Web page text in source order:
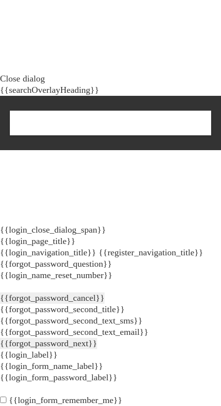
Close dialog
{{searchOverlayHeading}}
{{login_close_dialog_span}}
{{login_page_title}}
{{login_navigation_title}} {{register_navigation_title}}
{{forgot_password_question}}
{{login_name_reset_number}}
{{forgot_password_cancel}}
{{forgot_password_second_title}}
{{forgot_password_second_text_sms}}
{{forgot_password_second_text_email}}
{{forgot_password_next}}
{{login_label}}
{{login_form_name_label}}
{{login_form_password_label}}
{{login_form_remember_me}}